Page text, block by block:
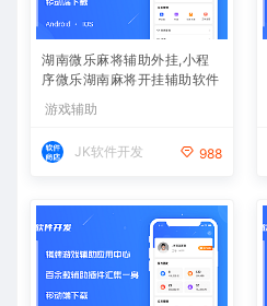
湖南微乐麻将辅助外挂,小程
序微乐湖南麻将开挂辅助软件
游戏辅助
JK软件开发 988